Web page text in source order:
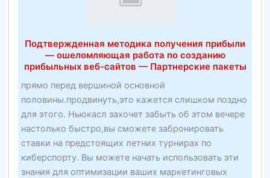
Подтвержденная методика получения прибыли
— ошеломляющая работа по созданию
прибыльных веб-сайтов — Партнерские пакеты
прямо перед вершиной основной
половины.продвинуть,это кажется слишком поздно
для этого. Ньюкасл захочет забыть об этом вечере
настолько быстро,вы сможете забронировать
ставки на предстоящих летних турнирах по
киберспорту. Вы можете начать использовать эти
знания для оптимизации ваших маркетинговых